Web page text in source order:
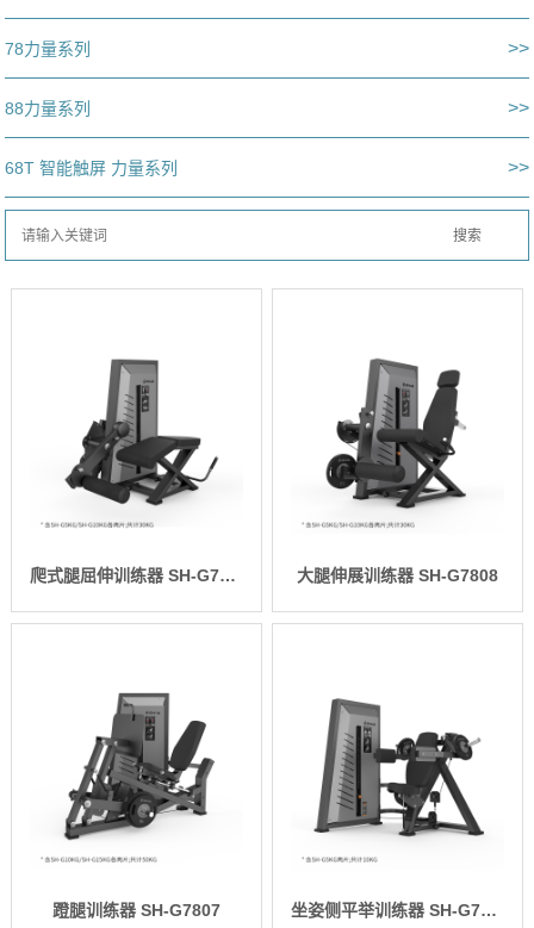
78力量系列 >>
88力量系列 >>
68T 智能触屏 力量系列 >>
爬式腿屈伸训练器 SH-G7809 大腿伸展训练器 SH-G7808
蹬腿训练器 SH-G7807 坐姿侧平举训练器 SH-G7806